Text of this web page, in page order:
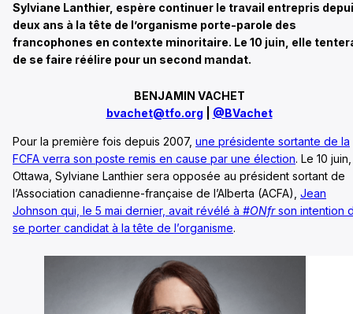
Sylviane Lanthier, espère continuer le travail entrepris
deux ans à la tête de l’organisme porte-parole des
francophones en contexte minoritaire. Le 10 juin, elle
de se faire réélire pour un second mandat.
BENJAMIN VACHET
bvachet@tfo.org
@BVachet
Pour la première fois depuis 2007, une présidente sortante de la
FCFA verra son poste remis en cause par une élection. Le 10
Ottawa, Sylviane Lanthier sera opposée au président sortant de
l’Association canadienne-française de l’Alberta (ACFA), Jean
Johnson qui, le 5 mai dernier, avait révélé à #ONfrson intention
se porter candidat à la tête de l’organisme.